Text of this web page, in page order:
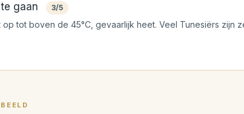
gaan 3/5
tot boven de 45°C, gevaarlijk heet. Veel Tunesiërs zijn